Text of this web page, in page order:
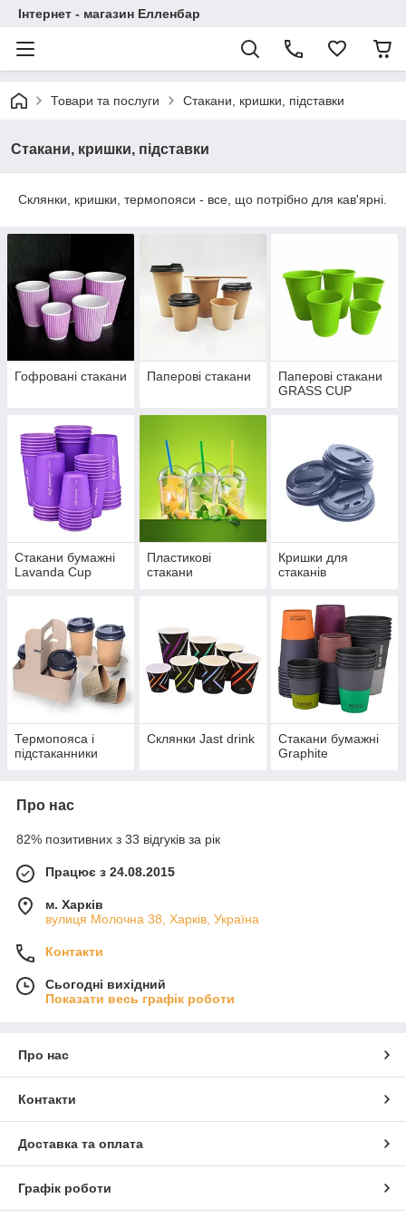
Інтернет - магазин Елленбар
Товари та послуги Стакани, кришки, підставки
Стакани, кришки, підставки
Склянки, кришки, термопояси - все, що потрібно для кав'ярні.
Гофровані стакани Паперові стакани
Паперові стакани
GRASS CUP
Стакани бумажні
Lavanda Cup
Пластикові
стакани
Кришки для
стаканів
Термопояса і
підстаканники
Склянки Jast drink
Стакани бумажні
Graphite
Про нас
82% позитивних з 33 відгуків за рік
Працює з 24.08.2015
м. Харків
вулиця Молочна 38, Харків, Україна
Контакти
Сьогодні вихідний
Показати весь графік роботи
Про нас
Контакти
Доставка та оплата
Графік роботи